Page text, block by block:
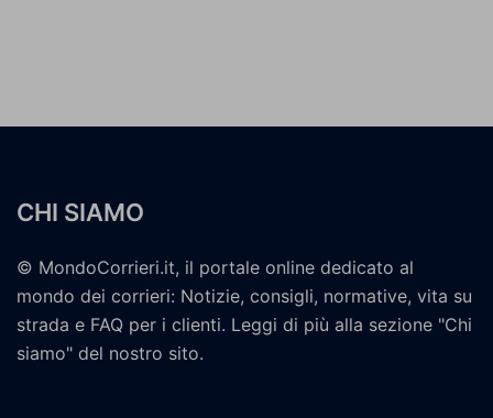
CHI SIAMO
© MondoCorrieri.it, il portale online dedicato al
mondo dei corrieri: Notizie, consigli, normative, vita su
strada e FAQ per i clienti. Leggi di più alla sezione "Chi
siamo" del nostro sito.